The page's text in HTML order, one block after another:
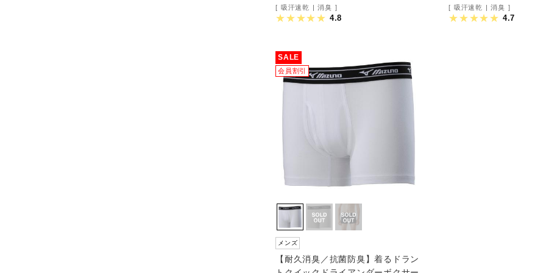
吸汗速乾 消臭
4.8
吸汗速乾 消臭
4.7
SALE
会員割引
メンズ
【耐久消臭／抗菌防臭】着るドラン